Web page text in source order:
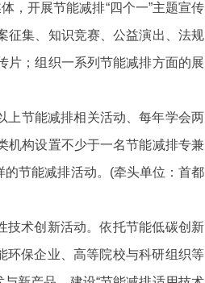
开展节能减排“四个一”主题宣传
征集、知识竞赛、公益演出、法规
片；组织一系列节能减排方面的展
上节能减排相关活动、每年学会两
机构设置不少于一名节能减排专兼
节能减排活动。(牵头单位：首都
技术创新活动。依托节能低碳创新
环保企业、高等院校与科研组织等